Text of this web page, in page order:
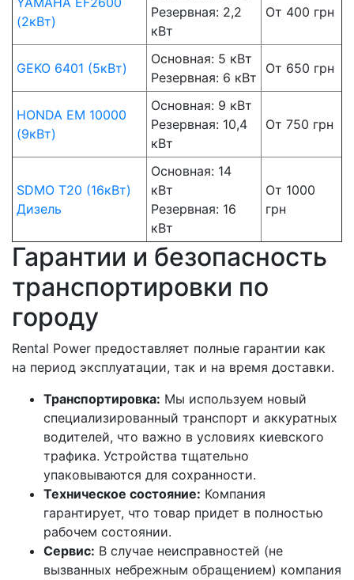
(2кВт)
Резервная: 2,2
кВт
От 400 грн
GEKO 6401 (5кВт)
Основная: 5 кВт
Резервная: 6 кВт
От 650 грн
HONDA EM 10000
(9кВт)
Основная: 9 кВт
Резервная: 10,4
кВт
От 750 грн
SDMO T20 (16кВт)
Дизель
Основная: 14
кВт
Резервная: 16
кВт
От 1000
грн
Гарантии и безопасность
транспортировки по
городу
Rental Power предоставляет полные гарантии как
на период эксплуатации, так и на время доставки.
Транспортировка: Мы используем новый
специализированный транспорт и аккуратных
водителей, что важно в условиях киевского
трафика. Устройства тщательно
упаковываются для сохранности.
Техническое состояние: Компания
гарантирует, что товар придет в полностью
рабочем состоянии.
Сервис: В случае неисправностей (не
вызванных небрежным обращением) компания